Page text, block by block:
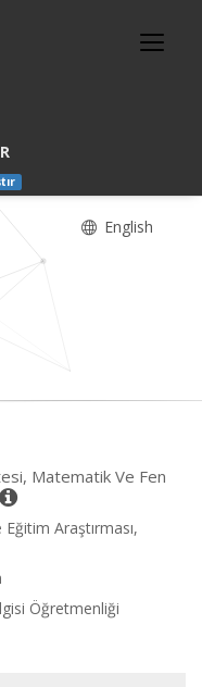
English
Matematik Ve Fen
Eğitim Araştırması,
Öğretmenliği